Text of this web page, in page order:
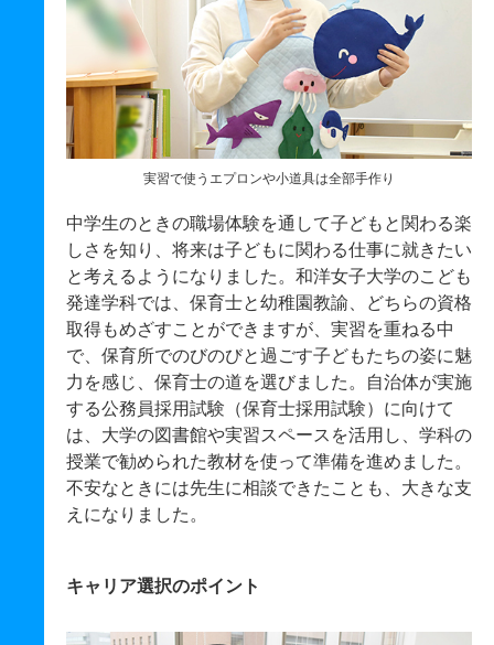
実習で使うエプロンや小道具は全部手作り
中学生のときの職場体験を通して子どもと関わる楽
しさを知り、将来は子どもに関わる仕事に就きたい
と考えるようになりました。和洋女子大学のこども
発達学科では、保育士と幼稚園教諭、どちらの資格
取得もめざすことができますが、実習を重ねる中
で、保育所でのびのびと過ごす子どもたちの姿に魅
力を感じ、保育士の道を選びました。自治体が実施
する公務員採用試験（保育士採用試験）に向けて
は、大学の図書館や実習スペースを活用し、学科の
授業で勧められた教材を使って準備を進めました。
不安なときには先生に相談できたことも、大きな支
えになりました。
キャリア選択のポイント